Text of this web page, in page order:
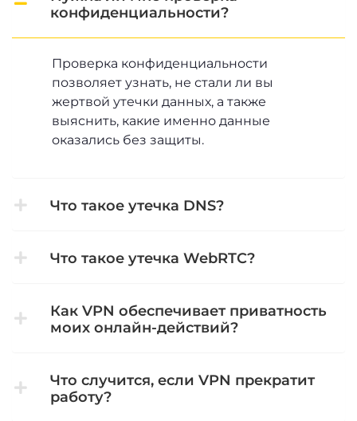
конфиденциальности?
Проверка конфиденциальности
позволяет узнать, не стали ли вы
жертвой утечки данных, а также
выяснить, какие именно данные
оказались без защиты.
Что такое утечка DNS?
Что такое утечка WebRTC?
Как VPN обеспечивает приватность
моих онлайн-действий?
Что случится, если VPN прекратит
работу?